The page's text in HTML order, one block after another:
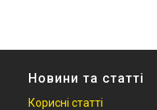
Новини та статті
Корисні статті